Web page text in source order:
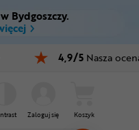
Ctrl M
Bydgoszczy.
4,9/5 Nasza
Zaloguj się Koszyk